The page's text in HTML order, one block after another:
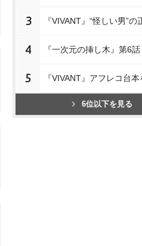
3 『VIVANT』“怪しい男”の
4 『一次元の挿し木』第6話
5 『VIVANT』アフレコ台本
6位以下を見る